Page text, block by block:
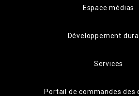
Espace médias
Développement
Services
Portail de commandes des